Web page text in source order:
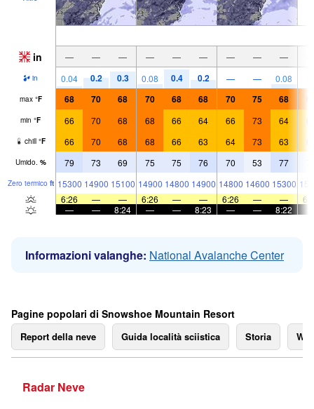
in — — — — — — — — —
in 0.04 0.2 0.3 0.08 0.4 0.2 — — 0.08
max °F 68 70 68 70 68 68 70 75 68
min °F 66 70 68 68 66 64 66 73 64
chill °F 66 70 68 68 66 63 64 73 63
Umido. % 79 73 69 75 75 76 70 53 77
Zero termico ft 15300 14900 15100 14900 14800 14900 14800 14600 15300
6:26
— — 6:26 — — 6:26 — —
—
— 8:24 — — 8:23 — — 8:22
Informazioni valanghe: National Avalanche Center
Pagine popolari di Snowshoe Mountain Resort
Report della neve Guida località sciistica Storia
Radar Neve